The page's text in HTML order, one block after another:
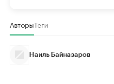
АвторыТеги
Наиль Байназаров